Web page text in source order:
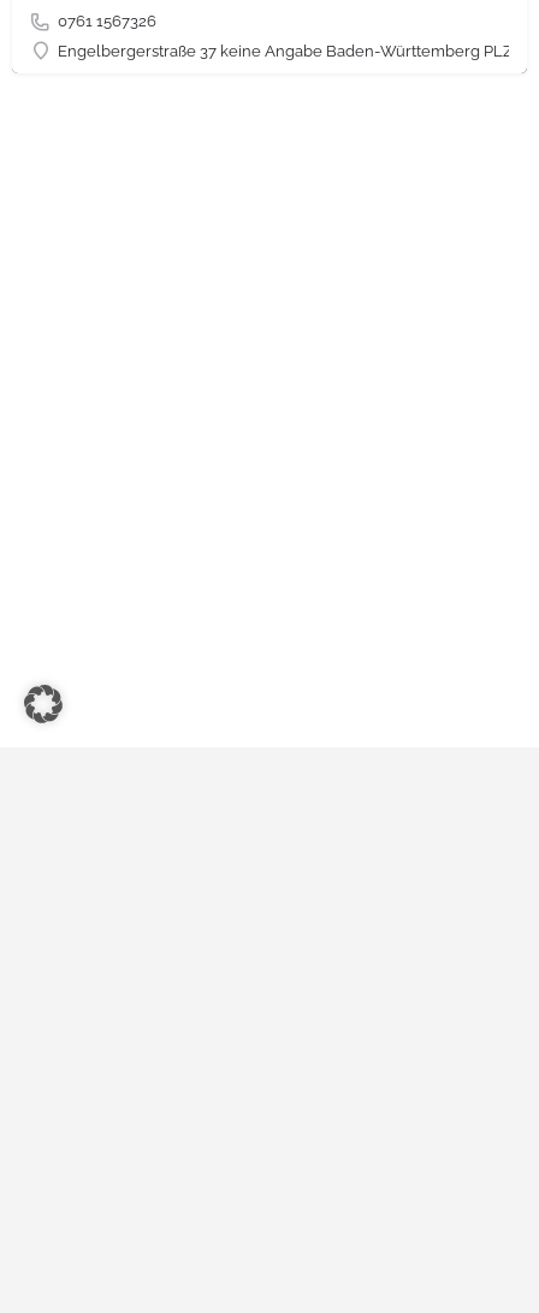
0761 1567326
Engelbergerstraße 37 keine Angabe Baden-Württemberg PLZ